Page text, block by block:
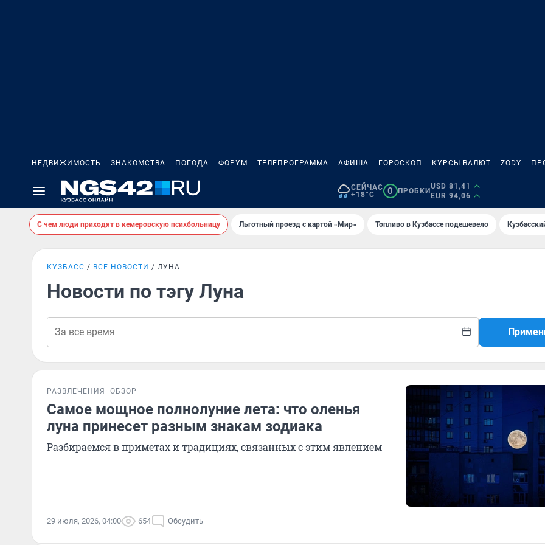
НЕДВИЖИМОСТЬ ЗНАКОМСТВА ПОГОДА ФОРУМ ТЕЛЕПРОГРАММА АФИША ГОРОСКОП КУРСЫ ВАЛЮТ ZODY
СЕЙЧАС
+18°C
0 ПРОБКИ
USD 81,41
EUR 94,06
С чем люди приходят в кемеровскую психбольницу Льготный проезд с картой «Мир» Топливо в Кузбассе подешевело
КУЗБАСС ВСЕ НОВОСТИ ЛУНА
Новости по тэгу Луна
РАЗВЛЕЧЕНИЯ ОБЗОР
Самое мощное полнолуние лета: что оленья
луна принесет разным знакам зодиака
Разбираемся в приметах и традициях, связанных с этим явлением
29 июля, 2026, 04:00 654 Обсудить